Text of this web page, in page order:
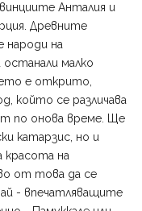
Анталия и
Древните
народи на
малко
е открито,
който се различава
по онова време. Ще
катарзис, но и
на
от това да се
- впечатляващите